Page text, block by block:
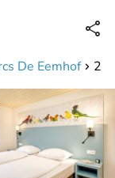
23:00 heures
De Eemhof 2,